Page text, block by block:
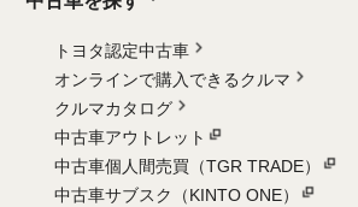
トヨタ認定中古車
オンラインで購入できるクルマ
クルマカタログ
中古車アウトレット
中古車個人間売買（TGR TRADE）
中古車サブスク（KINTO ONE）